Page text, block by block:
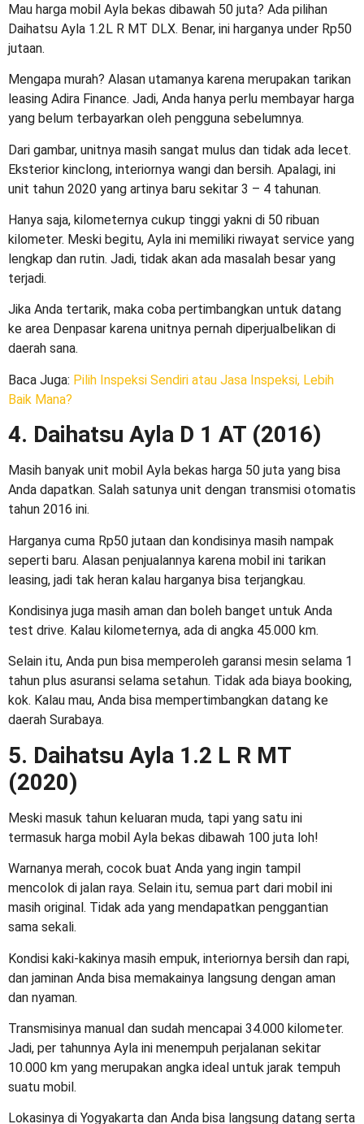
Mau harga mobil Ayla bekas dibawah 50 juta? Ada pilihan
Daihatsu Ayla 1.2L R MT DLX. Benar, ini harganya under Rp50
jutaan.
Mengapa murah? Alasan utamanya karena merupakan tarikan
leasing Adira Finance. Jadi, Anda hanya perlu membayar harga
yang belum terbayarkan oleh pengguna sebelumnya.
Dari gambar, unitnya masih sangat mulus dan tidak ada lecet.
Eksterior kinclong, interiornya wangi dan bersih. Apalagi, ini
unit tahun 2020 yang artinya baru sekitar 3 – 4 tahunan.
Hanya saja, kilometernya cukup tinggi yakni di 50 ribuan
kilometer. Meski begitu, Ayla ini memiliki riwayat service yang
lengkap dan rutin. Jadi, tidak akan ada masalah besar yang
terjadi.
Jika Anda tertarik, maka coba pertimbangkan untuk datang
ke area Denpasar karena unitnya pernah diperjualbelikan di
daerah sana.
Baca Juga: Pilih Inspeksi Sendiri atau Jasa Inspeksi, Lebih
Baik Mana?
4. Daihatsu Ayla D 1 AT (2016)
Masih banyak unit mobil Ayla bekas harga 50 juta yang bisa
Anda dapatkan. Salah satunya unit dengan transmisi otomatis
tahun 2016 ini.
Harganya cuma Rp50 jutaan dan kondisinya masih nampak
seperti baru. Alasan penjualannya karena mobil ini tarikan
leasing, jadi tak heran kalau harganya bisa terjangkau.
Kondisinya juga masih aman dan boleh banget untuk Anda
test drive. Kalau kilometernya, ada di angka 45.000 km.
Selain itu, Anda pun bisa memperoleh garansi mesin selama 1
tahun plus asuransi selama setahun. Tidak ada biaya booking,
kok. Kalau mau, Anda bisa mempertimbangkan datang ke
daerah Surabaya.
5. Daihatsu Ayla 1.2 L R MT
(2020)
Meski masuk tahun keluaran muda, tapi yang satu ini
termasuk harga mobil Ayla bekas dibawah 100 juta loh!
Warnanya merah, cocok buat Anda yang ingin tampil
mencolok di jalan raya. Selain itu, semua part dari mobil ini
masih original. Tidak ada yang mendapatkan penggantian
sama sekali.
Kondisi kaki-kakinya masih empuk, interiornya bersih dan rapi,
dan jaminan Anda bisa memakainya langsung dengan aman
dan nyaman.
Transmisinya manual dan sudah mencapai 34.000 kilometer.
Jadi, per tahunnya Ayla ini menempuh perjalanan sekitar
10.000 km yang merupakan angka ideal untuk jarak tempuh
suatu mobil.
Lokasinya di Yogyakarta dan Anda bisa langsung datang serta